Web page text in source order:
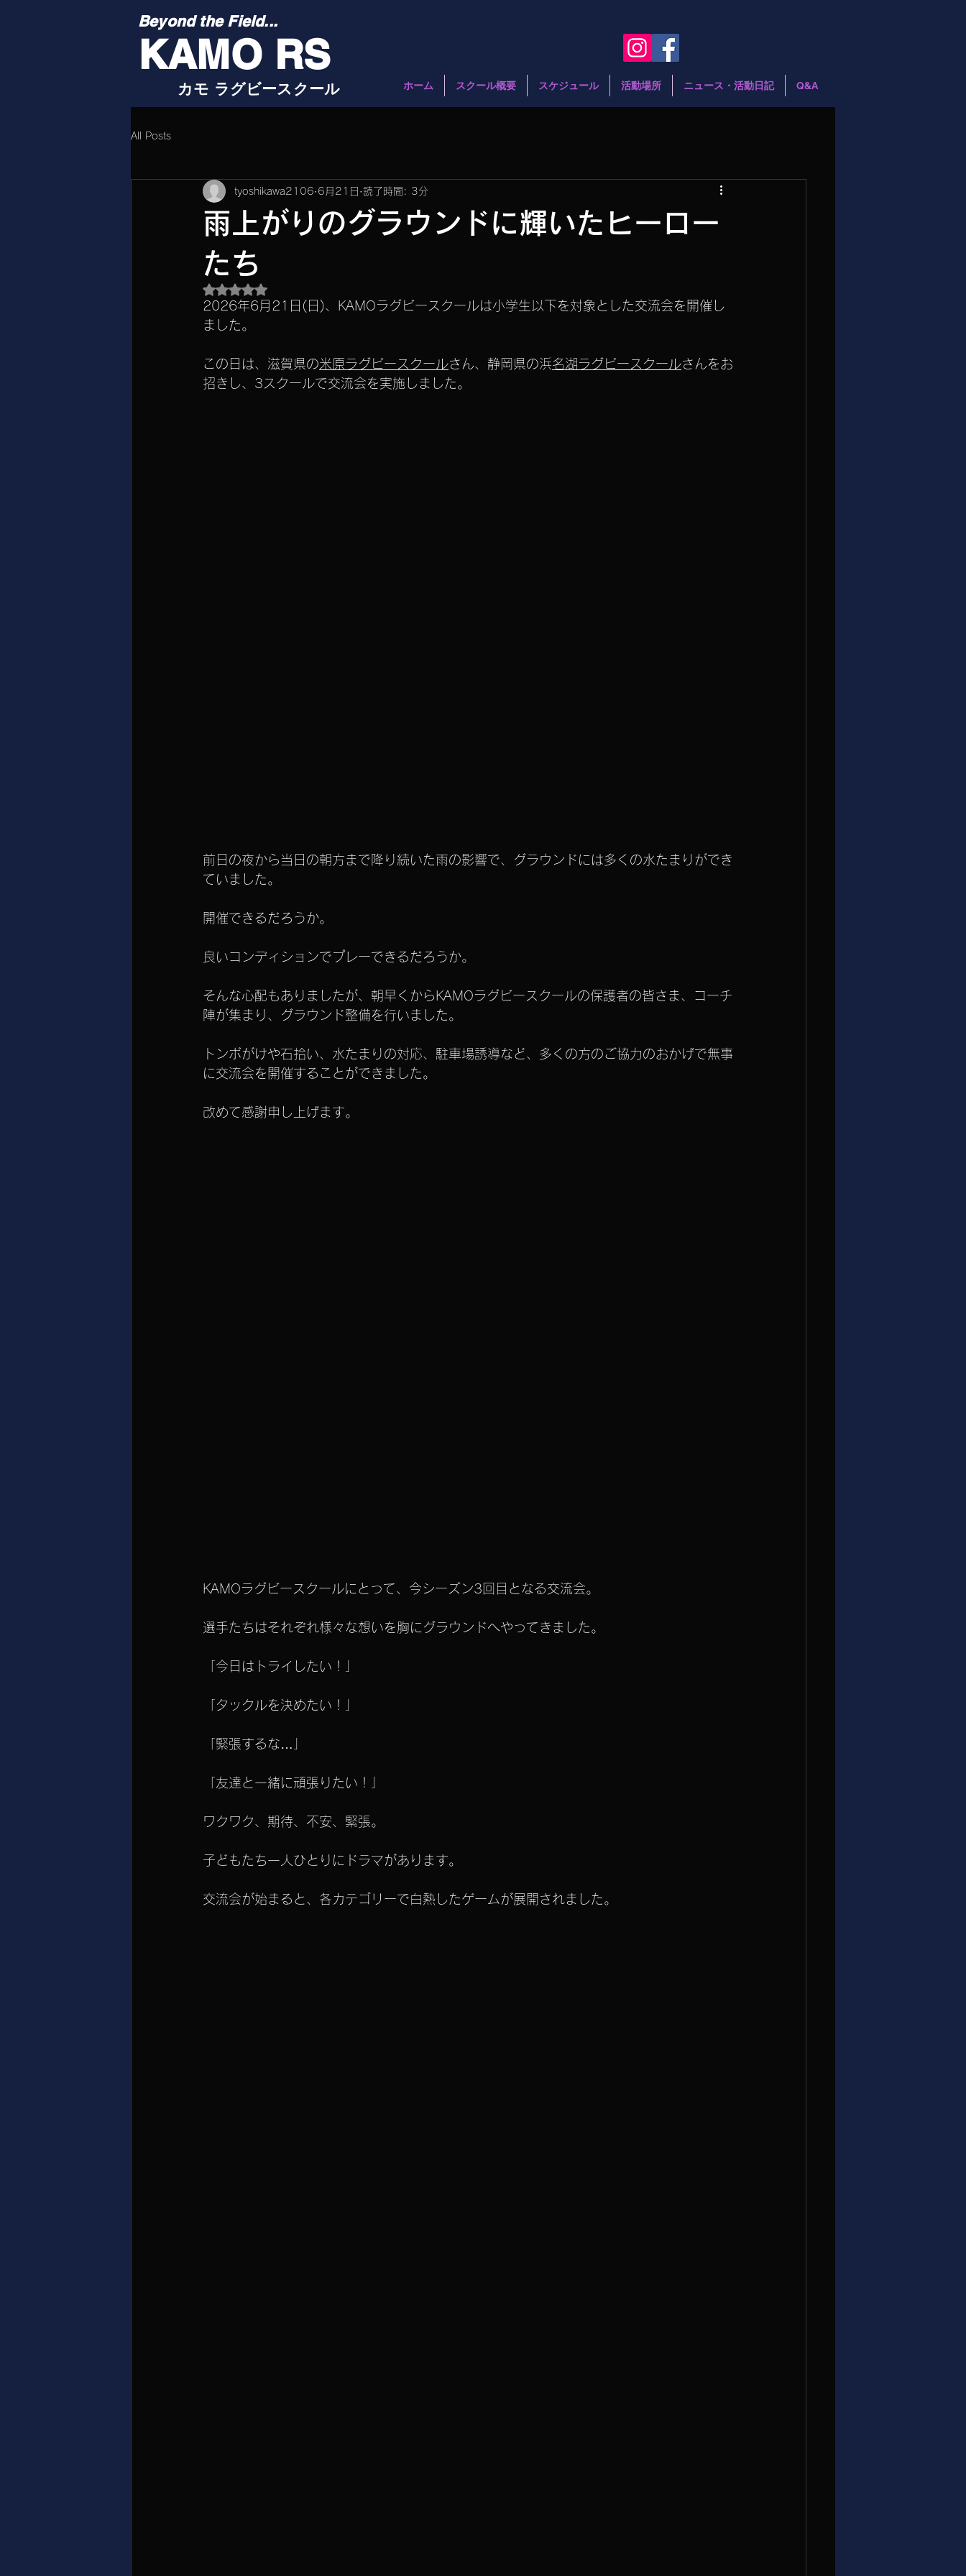
KAMO RS
Beyond the Field...
カモ ラグビースクール ホーム スクール概要 スケジュール 活動場所 ニュース・活動日記 Q&A
All Posts
雨上がりのグラウンドに輝いたヒーロー
たち
tyoshikawa2106 6月21日 読了時間: 3分
5つ星のうちNaNと評価されています。
2026年6月21日(日)、KAMOラグビースクールは小学生以下を対象とした交流会を開催し
ました。
この日は、滋賀県の米原ラグビースクールさん、静岡県の浜名湖ラグビースクールさんをお
招きし、3スクールで交流会を実施しました。
前日の夜から当日の朝方まで降り続いた雨の影響で、グラウンドには多くの水たまりができ
ていました。
開催できるだろうか。
良いコンディションでプレーできるだろうか。
そんな心配もありましたが、朝早くからKAMOラグビースクールの保護者の皆さま、コーチ
陣が集まり、グラウンド整備を行いました。
トンボがけや石拾い、水たまりの対応、駐車場誘導など、多くの方のご協力のおかげで無事
に交流会を開催することができました。
改めて感謝申し上げます。
KAMOラグビースクールにとって、今シーズン3回目となる交流会。
選手たちはそれぞれ様々な想いを胸にグラウンドへやってきました。
「今日はトライしたい！」
「タックルを決めたい！」
「緊張するな…」
「友達と一緒に頑張りたい！」
ワクワク、期待、不安、緊張。
子どもたち一人ひとりにドラマがあります。
交流会が始まると、各カテゴリーで白熱したゲームが展開されました。